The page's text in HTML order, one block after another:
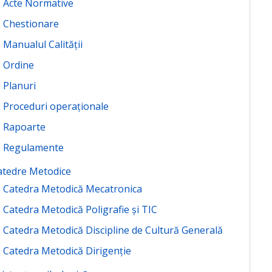
Acte Normative
Chestionare
Manualul Calității
Ordine
Planuri
Proceduri operaționale
Rapoarte
Regulamente
Metodice
Catedra Metodică Mecatronica
Catedra Metodică Poligrafie și TIC
Catedra Metodică Discipline de Cultură Generală
Catedra Metodică Dirigenție